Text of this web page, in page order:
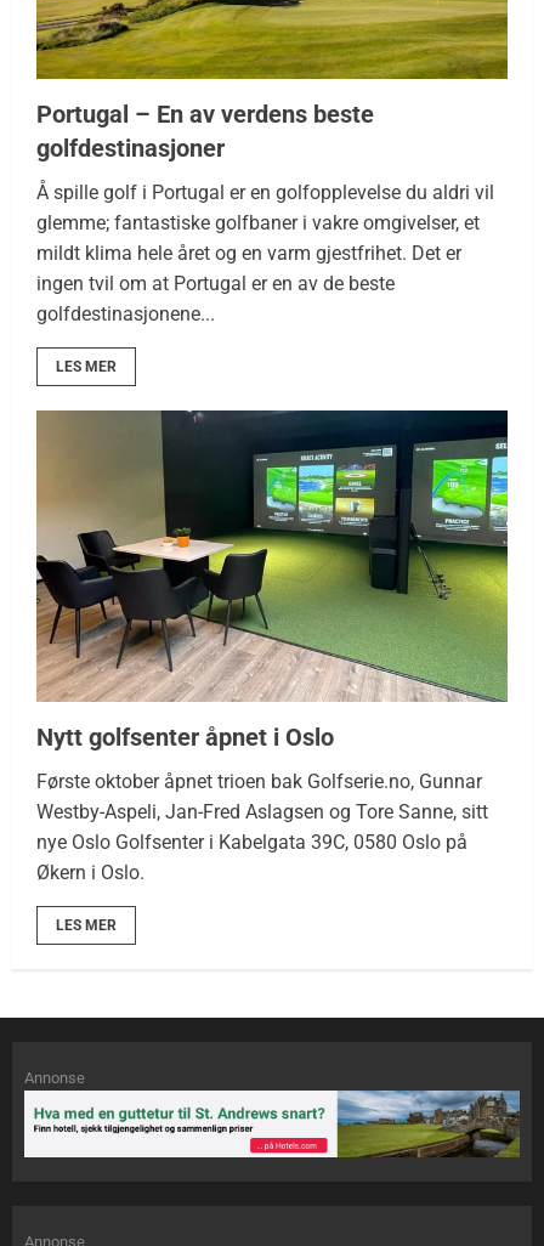
Portugal – En av verdens beste
golfdestinasjoner
Å spille golf i Portugal er en golfopplevelse du aldri vil
glemme; fantastiske golfbaner i vakre omgivelser, et
mildt klima hele året og en varm gjestfrihet. Det er
ingen tvil om at Portugal er en av de beste
golfdestinasjonene...
LES MER
Nytt golfsenter åpnet i Oslo
Første oktober åpnet trioen bak Golfserie.no, Gunnar
Westby-Aspeli, Jan-Fred Aslagsen og Tore Sanne, sitt
nye Oslo Golfsenter i Kabelgata 39C, 0580 Oslo på
Økern i Oslo.
LES MER
Annonse
Annonse